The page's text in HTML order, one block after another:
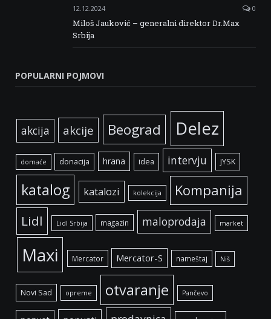
12.12.2024 0
Miloš Jauković – generalni direktor Dr.Max
Srbija
POPULARNI POJMOVI
akcija akcije Beograd Delez
domaće donacija hrana idea intervju JYSK
katalog katalozi kolekcija Kompanija
Lidl Lidl Srbija magazin maloprodaja market
Maxi Mercator Mercator-S nameštaj Niš
Novi Sad opreme otvaranje Pančevo